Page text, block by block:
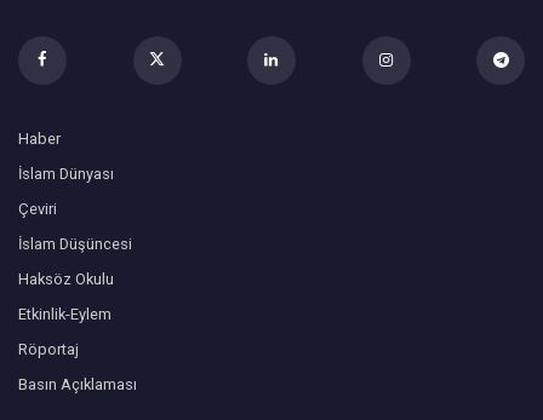
Haber
İslam Dünyası
Çeviri
İslam Düşüncesi
Haksöz Okulu
Etkinlik-Eylem
Röportaj
Basın Açıklaması